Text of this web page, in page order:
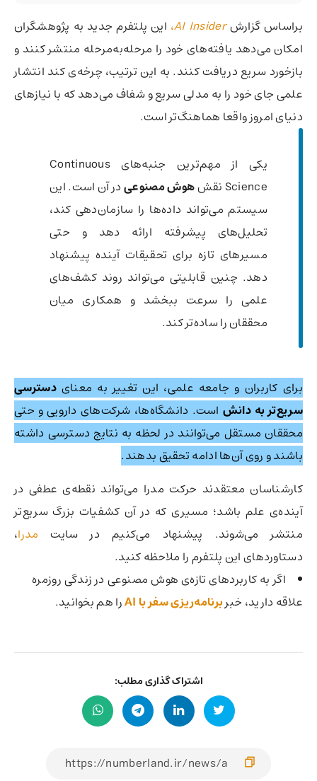
براساس گزارشAI Insider، این پلتفرم جدید به پژوهشگران
امکان می‌دهد یافته‌های خود را مرحله‌به‌مرحله منتشر کنند و
بازخورد سریع دریافت کنند. به این ترتیب، چرخه‌ی کند انتشار
علمی جای خود را به مدلی سریع و شفاف می‌دهد که با نیازهای
دنیای امروز واقعا هماهنگ‌تر است.
یکی از مهم‌ترین جنبه‌های Continuous
Science نقش
هوش مصنوعیدر آن است. این
سیستم می‌تواند داده‌ها را سازمان‌دهی کند،
تحلیل‌های پیشرفته ارائه دهد و حتی
مسیرهای تازه برای تحقیقات آینده پیشنهاد
دهد. چنین قابلیتی می‌تواند روند کشف‌های
علمی را سرعت ببخشد و همکاری میان
محققان را ساده‌تر کند.
برای کاربران و جامعه علمی، این تغییر به معنایدسترسی
سریع‌تر به دانش است. دانشگاه‌ها، شرکت‌های دارویی و حتی
محققان مستقل می‌توانند در لحظه به نتایج دسترسی داشته
باشند و روی آن‌ها ادامه تحقیق بدهند.
کارشناسان معتقدند حرکت مدرا می‌تواند نقطه‌ی عطفی در
آینده‌ی علم باشد؛ مسیری که در آن کشفیات بزرگ سریع‌تر
منتشر می‌شوند. پیشنهاد می‌کنیم در سایت مدرا،
دستاوردهای این پلتفرم را ملاحظه کنید.
اگر به کاربردهای تازه‌ی هوش مصنوعی در زندگی روزمره
علاقه دارید، خبربرنامه‌ریزی سفر با AI را هم بخوانید.
اشتراک گذاری مطلب: